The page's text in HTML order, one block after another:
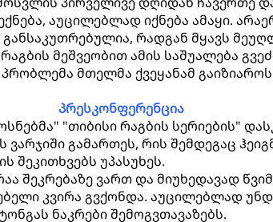
აუცილებლად იქნება ამაყი.
განსაკუთრებულია, რადგან მყავს
მეშვეობით ამის საშუალება
მთელმა ქვეყანამ
პრესკონფერენცია
"თიბისი რაგბის სერიების"
ვარჯიში გამართეს, რის შემდეგაც
შეკითხვებს უპასუხეს.
შეკრებაზე ვართ და მიუხედავად
კვირა გვქონდა. აუცილებლად
ნაკრები შემოგვთავაზებს.